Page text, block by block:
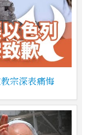
宗深表痛悔